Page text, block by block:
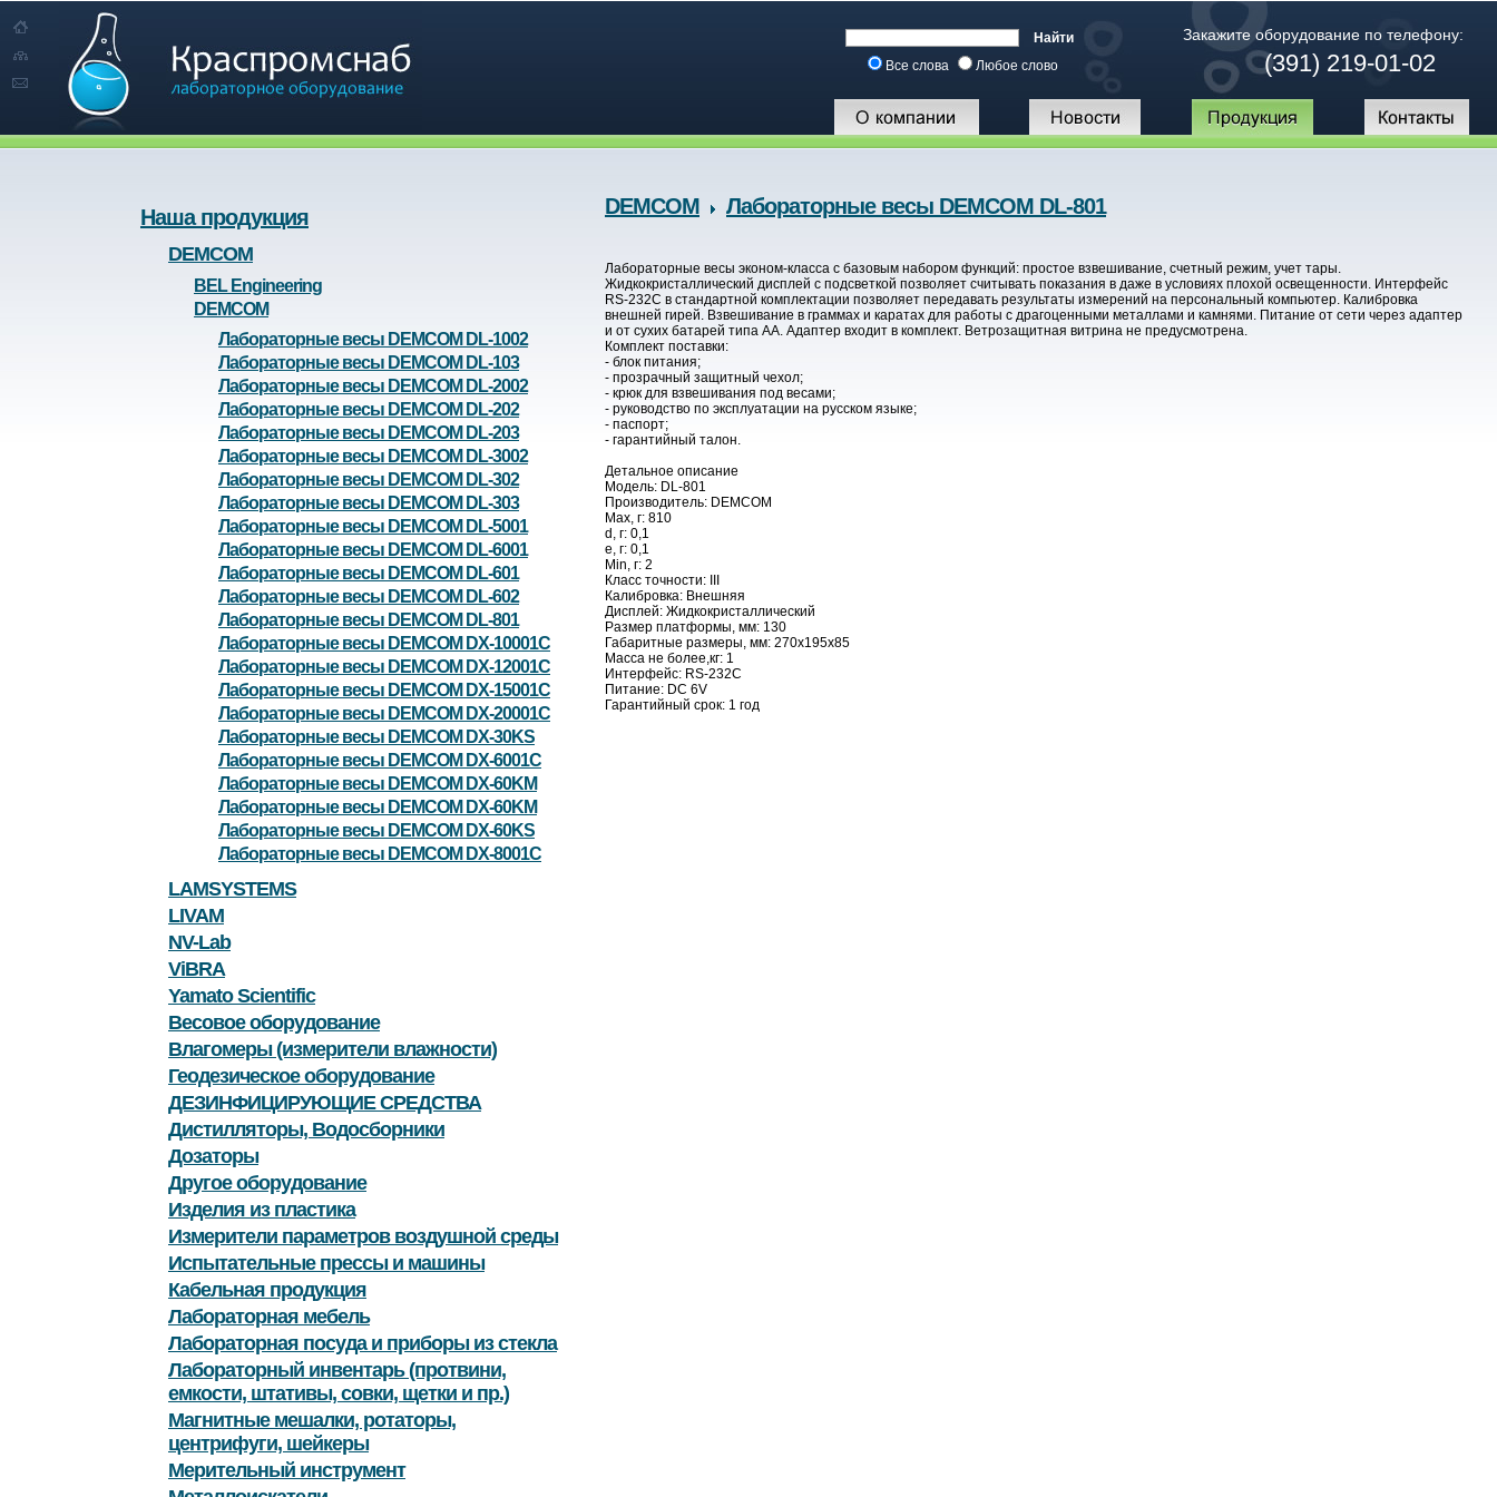
Все слова Любое слово
Закажите оборудование по телефону:
(391) 219-01-02
Наша продукция
DEMCOM
BEL Engineering
DEMCOM
Лабораторные весы DEMCOM DL-1002
Лабораторные весы DEMCOM DL-103
Лабораторные весы DEMCOM DL-2002
Лабораторные весы DEMCOM DL-202
Лабораторные весы DEMCOM DL-203
Лабораторные весы DEMCOM DL-3002
Лабораторные весы DEMCOM DL-302
Лабораторные весы DEMCOM DL-303
Лабораторные весы DEMCOM DL-5001
Лабораторные весы DEMCOM DL-6001
Лабораторные весы DEMCOM DL-601
Лабораторные весы DEMCOM DL-602
Лабораторные весы DEMCOM DL-801
Лабораторные весы DEMCOM DX-10001C
Лабораторные весы DEMCOM DX-12001C
Лабораторные весы DEMCOM DX-15001C
Лабораторные весы DEMCOM DX-20001C
Лабораторные весы DEMCOM DX-30KS
Лабораторные весы DEMCOM DX-6001C
Лабораторные весы DEMCOM DX-60KM
Лабораторные весы DEMCOM DX-60KM
Лабораторные весы DEMCOM DX-60KS
Лабораторные весы DEMCOM DX-8001C
LAMSYSTEMS
LIVAM
NV-Lab
ViBRA
Yamato Scientific
Весовое оборудование
Влагомеры (измерители влажности)
Геодезическое оборудование
ДЕЗИНФИЦИРУЮЩИЕ СРЕДСТВА
Дистилляторы, Водосборники
Дозаторы
Другое оборудование
Изделия из пластика
Измерители параметров воздушной среды
Испытательные прессы и машины
Кабельная продукция
Лабораторная мебель
Лабораторная посуда и приборы из стекла
Лабораторный инвентарь (протвини,
емкости, штативы, совки, щетки и пр.)
Магнитные мешалки, ротаторы,
центрифуги, шейкеры
Мерительный инструмент
DEMCOM Лабораторные весы DEMCOM DL-801
Лабораторные весы эконом-класса с базовым набором функций: простое взвешивание, счетный режим, учет тары.
Жидкокристаллический дисплей с подсветкой позволяет считывать показания в даже в условиях плохой освещенности. Интерфейс
RS-232C в стандартной комплектации позволяет передавать результаты измерений на персональный компьютер. Калибровка
внешней гирей. Взвешивание в граммах и каратах для работы с драгоценными металлами и камнями. Питание от сети через адаптер
и от сухих батарей типа AA. Адаптер входит в комплект. Ветрозащитная витрина не предусмотрена.
Комплект поставки:
- блок питания;
- прозрачный защитный чехол;
- крюк для взвешивания под весами;
- руководство по эксплуатации на русском языке;
- паспорт;
- гарантийный талон.
Детальное описание
Модель: DL-801
Производитель: DEMCOM
Max, г: 810
d, г: 0,1
e, г: 0,1
Min, г: 2
Класс точности: III
Калибровка: Внешняя
Дисплей: Жидкокристаллический
Размер платформы, мм: 130
Габаритные размеры, мм: 270x195x85
Масса не более,кг: 1
Интерфейс: RS-232C
Питание: DC 6V
Гарантийный срок: 1 год